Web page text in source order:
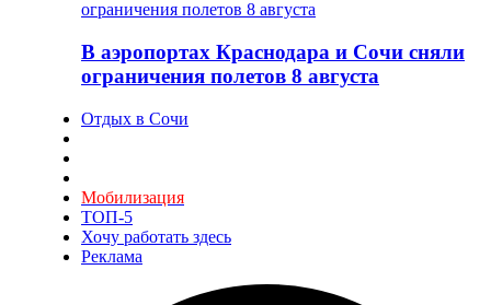
В аэропортах Краснодара и Сочи сняли
ограничения полетов 8 августа
Отдых в Сочи
Мобилизация
ТОП-5
Хочу работать здесь
Реклама